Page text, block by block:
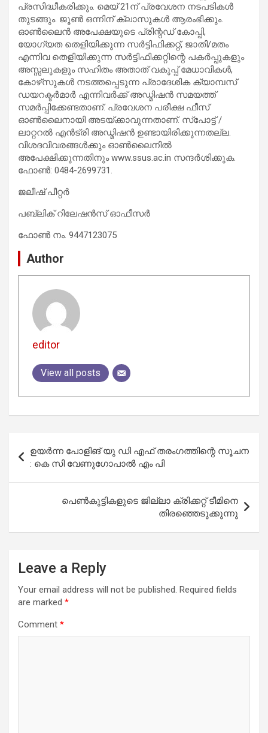
പ്രസിദ്ധീകരിക്കും. മെയ് 21ന് പ്രവേശന നടപടികൾ
തുടങ്ങും. ജൂൺ ഒന്നിന് ക്ലാസുകൾ ആരംഭിക്കും.
ഓൺലൈൻ അപേക്ഷയുടെ പ്രിന്റഡ് കോപ്പി,
യോഗ്യത തെളിയിക്കുന്ന സർട്ടിഫിക്കറ്റ്, ജാതി/മതം
എന്നിവ തെളിയിക്കുന്ന സർട്ടിഫിക്കറ്റിന്റെ പകർപ്പുകളും
അസ്സലുകളും സഹിതം അതാത് വകുപ്പ് മേധാവികൾ,
കോഴ്‌സുകൾ നടത്തപ്പെടുന്ന പ്രാദേശിക ക്യാമ്പസ്
ഡയറക്ടർമാർ എന്നിവർക്ക് അഡ്മിഷൻ സമയത്ത്
സമർപ്പിക്കേണ്ടതാണ്. പ്രവേശന പരീക്ഷ ഫീസ്
ഓൺലൈനായി അടയ്ക്കാവുന്നതാണ്. സ്പോട്ട് /
ലാറ്ററൽ എൻട്രി അഡ്മിഷൻ ഉണ്ടായിരിക്കുന്നതല്ല.
വിശദവിവരങ്ങൾക്കും ഓൺലൈനിൽ
അപേക്ഷിക്കുന്നതിനും www.ssus.ac.in സന്ദർശിക്കുക.
ഫോൺ: 0484-2699731.
ജലീഷ് പീറ്റര്‍
പബ്ലിക് റിലേഷന്‍സ് ഓഫീസര്‍
ഫോണ്‍ നം. 9447123075
Author
editor
View all posts
navigation
ഉയര്‍ന്ന പോളിങ് യു ഡി എഫ് തരംഗത്തിന്റെ സൂചന
: കെ സി വേണുഗോപാല്‍ എം പി
പെണ്‍കുട്ടികളുടെ ജില്ലാ ക്രിക്കറ്റ്‌ ടീമിനെ
തിരഞ്ഞെടുക്കുന്നു
Leave a Reply
Your email address will not be published. Required fields
are marked *
Comment *